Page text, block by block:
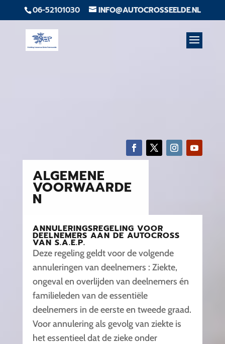
06-52101030 INFO@AUTOCROSSEELDE.NL
ALGEMENE
VOORWAARDE
N
ANNULERINGSREGELING VOOR
DEELNEMERS AAN DE AUTOCROSS
VAN S.A.E.P.
Deze regeling geldt voor de volgende
annuleringen van deelnemers : Ziekte,
ongeval en overlijden van deelnemers én
familieleden van de essentiële
deelnemers in de eerste en tweede graad.
Voor annulering als gevolg van ziekte is
het essentieel dat de zieke onder